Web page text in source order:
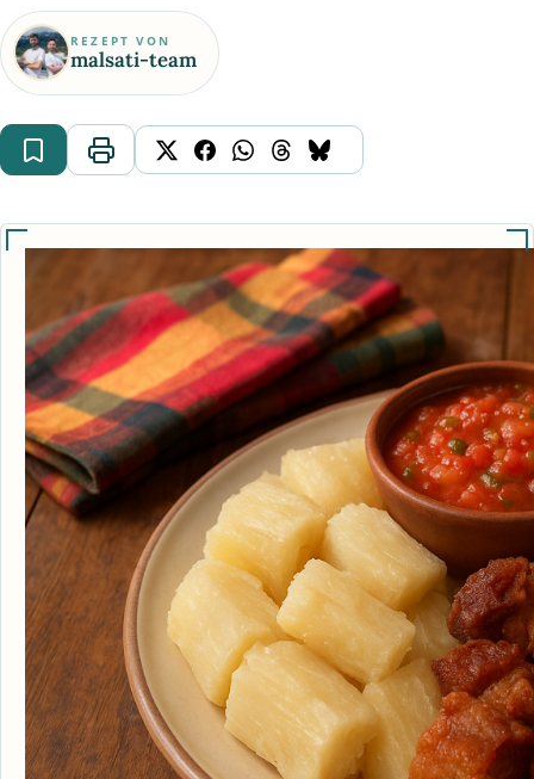
REZEPT VON
malsati-team